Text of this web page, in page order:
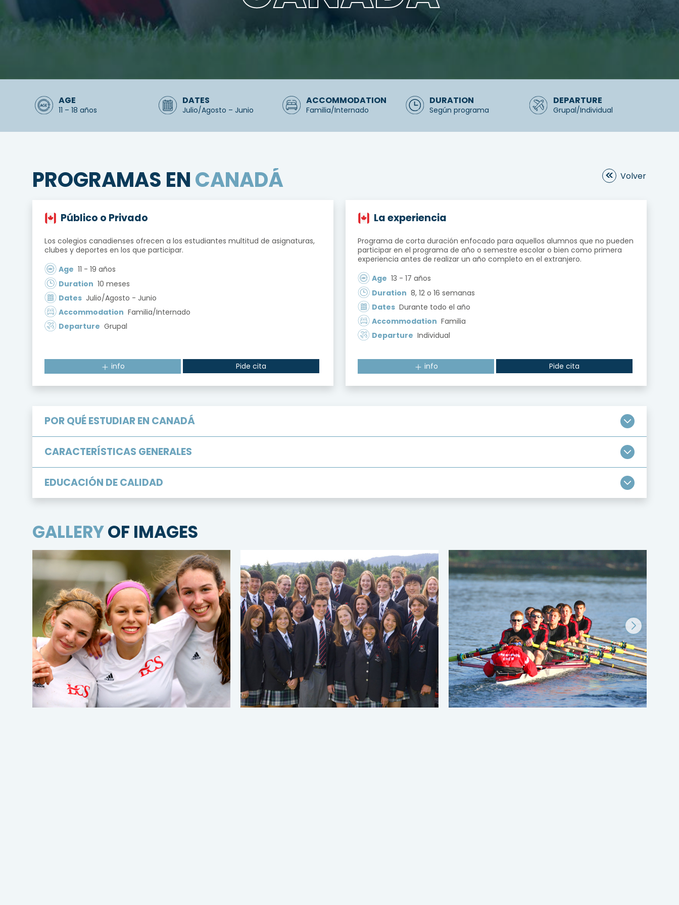
AGE
11 – 18 años
DATES
Julio/Agosto – Junio
ACCOMMODATION
Familia/Internado
DURATION
Según programa
DEPARTURE
Grupal/Individual
PROGRAMAS ENCANADÁ Volver
Público o Privado
Los colegios canadienses ofrecen a los estudiantes multitud de asignaturas,
clubes y deportes en los que participar.
Age 11 - 19 años
Duration 10 meses
Dates Julio/Agosto - Junio
Accommodation Familia/Internado
Departure Grupal
info Pide cita
La experiencia
Programa de corta duración enfocado para aquellos alumnos que no pueden
participar en el programa de año o semestre escolar o bien como primera
experiencia antes de realizar un año completo en el extranjero.
Age 13 - 17 años
Duration 8, 12 o 16 semanas
Dates Durante todo el año
Accommodation Familia
Departure Individual
info Pide cita
PORQUÉESTUDIAREN CANADÁ
CARACTERÍSTICAS GENERALES
EDUCACIÓN DECALIDAD
GALLERYOF IMAGES